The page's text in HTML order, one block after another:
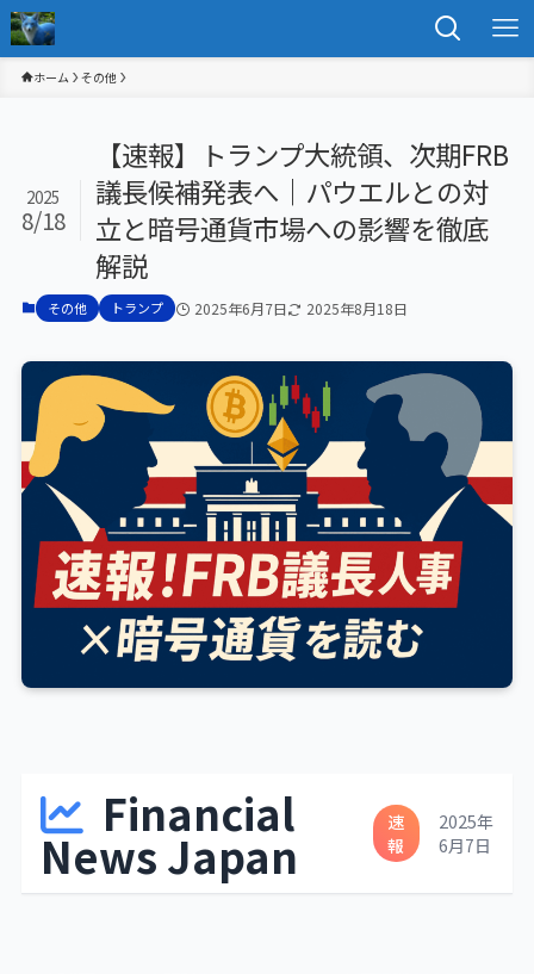
ホーム その他
【速報】トランプ大統領、次期FRB
議長候補発表へ｜パウエルとの対
立と暗号通貨市場への影響を徹底
解説
2025
8/18
その他 トランプ 2025年6月7日 2025年8月18日
Financial
News Japan
速
報
2025年
6月7日